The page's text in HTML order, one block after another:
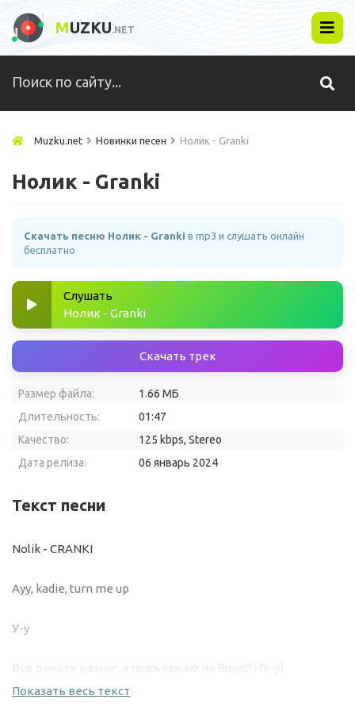
MUZKU.NET
Muzku.net Новинки песен Нолик - Granki
Нолик - Granki
Скачать песню Нолик - Granki в mp3 и слушать онлайн
бесплатно
Слушать
Нолик - Granki
Скачать трек
Размер файла:
1.66 МБ
Длительность:
01:47
Качество:
125 kbps, Stereo
Дата релиза:
06 январь 2024
Текст песни
Nolik - CRANKI
Ayy, kadie, turn me up
У-у
Все деньги на мне, я подъезжаю на Bugatti (У-у)
Показать весь текст